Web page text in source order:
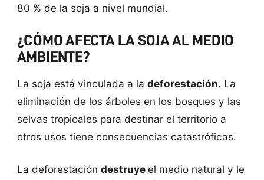
80 % de la soja a nivel mundial.
¿CÓMO AFECTA LA SOJA AL MEDIO
AMBIENTE?
La soja está vinculada a la deforestación. La
eliminación de los árboles en los bosques y las
selvas tropicales para destinar el territorio a
otros usos tiene consecuencias catastróficas.
La deforestación destruyeel medio natural y le